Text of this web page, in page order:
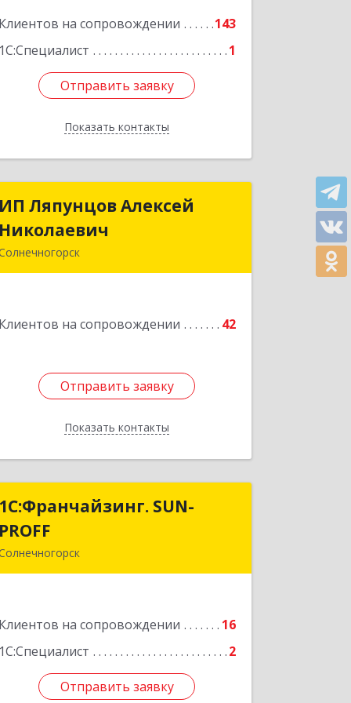
Клиентов на сопровождении
143
1С:Специалист
1
Отправить заявку
Показать контакты
Отправить заявку
Назад
ИП Ляпунцов Алексей
Николаевич
Клиентов на сопровождении 42
Отправить заявку
Показать контакты
ИП Ляпунцов Алексей
Отправить заявку
Назад
1С:Франчайзинг. SUN-
PROFF
Клиентов на сопровождении
16
1С:Специалист
2
Отправить заявку
1С:Франчайзинг. SUN-
Подробнее
Отправить заявку